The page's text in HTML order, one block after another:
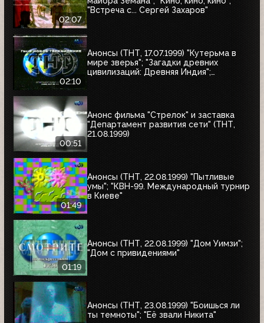
02:07
"Встреча с... Сергей Захаров"
02:10
Анонсы (ТНТ, 17.07.1999) "Кутерьма в
мире зверья"; "Загадки древних
цивилизаций: Древняя Индия";
00:51
Анонс фильма "Стрелок" и заставка
"Департамент развития сети" (ТНТ,
21.08.1999)
01:49
Анонсы (ТНТ, 22.08.1999) "Пытливые
умы"; "КВН-99. Международный турнир
в Киеве"
01:19
Анонсы (ТНТ, 22.08.1999) "Дом Уимзи";
"Дом с привидениями"
Анонсы (ТНТ, 23.08.1999) "Боишься ли
ты темноты"; "Её звали Никита"